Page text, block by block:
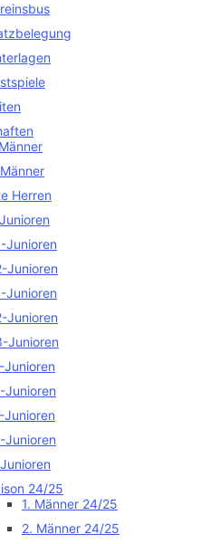
Herren
Junioren
Junioren
Junioren
Junioren
Junioren
Junioren
Junioren
Junioren
Junioren
24/25
1. Männer 24/25
2. Männer 24/25